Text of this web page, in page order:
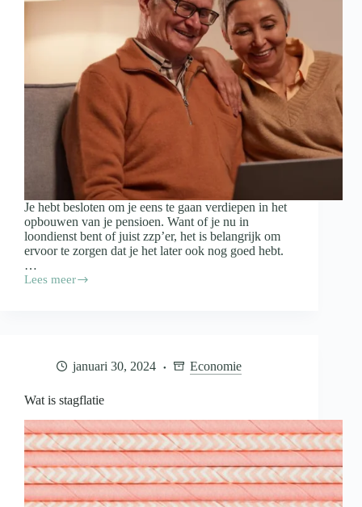
Je hebt besloten om je eens te gaan verdiepen in het
opbouwen van je pensioen. Want of je nu in
loondienst bent of juist zzp’er, het is belangrijk om
ervoor te zorgen dat je het later ook nog goed hebt.
…
Lees meer
Wat
pensioen
te
bouwen?
januari 30, 2024 Economie
Wat is stagflatie